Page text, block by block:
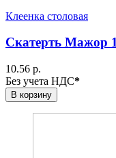
Клеенка столовая
Скатерть Мажор
10.56 р.
Без учета НДС*
В корзину